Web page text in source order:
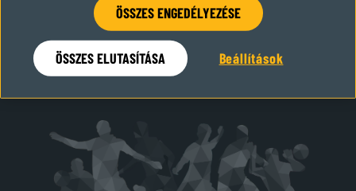
Hamarosan visszatérünk
ÖSSZES ENGEDÉLYEZÉSE
ÖSSZES ELUTASÍTÁSA Beállítások